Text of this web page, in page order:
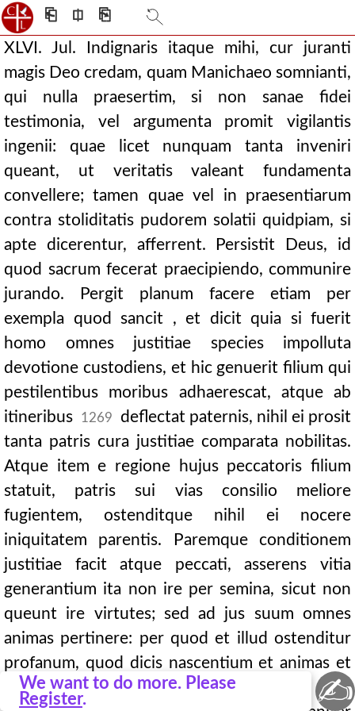
⎗ ⎅ ⎘
We want to do more. Please
Register.
XLVI. Jul. Indignaris itaque mihi, cur juranti
magis Deo credam, quam Manichaeo somnianti,
qui nulla praesertim, si non sanae fidei
testimonia, vel argumenta promit vigilantis
ingenii: quae licet nunquam tanta inveniri
queant, ut veritatis valeant fundamenta
convellere; tamen quae vel in praesentiarum
contra stoliditatis pudorem solatii quidpiam, si
apte dicerentur, afferrent. Persistit Deus, id
quod sacrum fecerat praecipiendo, communire
jurando. Pergit planum facere etiam per
exempla quod sancit , et dicit quia si fuerit
homo omnes justitiae species impolluta
devotione custodiens, et hic genuerit filium qui
pestilentibus moribus adhaerescat, atque ab
itineribus
1269
deflectat paternis, nihil ei prosit
tanta patris cura justitiae comparata nobilitas.
Atque item e regione hujus peccatoris filium
statuit, patris sui vias consilio meliore
fugientem, ostenditque nihil ei nocere
iniquitatem parentis. Paremque conditionem
justitiae facit atque peccati, asserens vitia
generantium ita non ire per semina, sicut non
queunt ire virtutes; sed ad jus suum omnes
animas pertinere: per quod et illud ostenditur
profanum, quod dicis nascentium et animas et
corpora a jure diaboli possideri.
✍